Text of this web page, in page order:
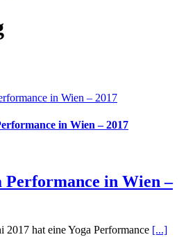
in Wien – 2017
in Wien – 2017
Performance in Wien –
2017 hat eine Yoga Performance [...]